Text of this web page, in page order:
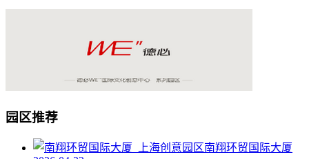
园区推荐
南翔环贸国际大厦